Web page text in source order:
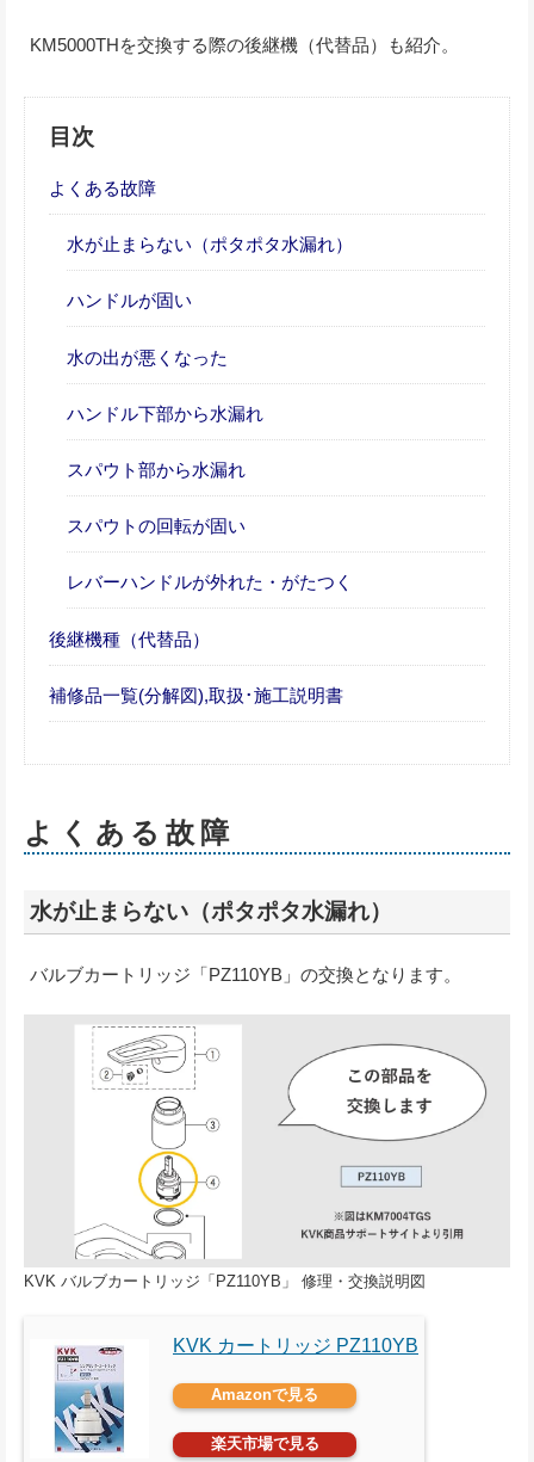
KM5000THを交換する際の後継機（代替品）も紹介。
目次
よくある故障
水が止まらない（ポタポタ水漏れ）
ハンドルが固い
水の出が悪くなった
ハンドル下部から水漏れ
スパウト部から水漏れ
スパウトの回転が固い
レバーハンドルが外れた・がたつく
後継機種（代替品）
補修品一覧(分解図),取扱･施工説明書
よくある故障
水が止まらない（ポタポタ水漏れ）
バルブカートリッジ「PZ110YB」の交換となります。
KVK バルブカートリッジ「PZ110YB」 修理・交換説明図
KVK カートリッジ PZ110YB
Amazonで見る
楽天市場で見る